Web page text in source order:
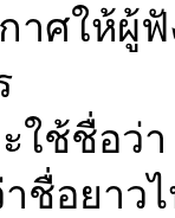
าศให้ผู้
ใช้ชื่อว่
ชื่อยาว